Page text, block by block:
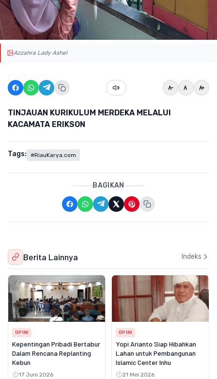
Azzahra Lady Ashel
TINJAUAN KURIKULUM MERDEKA MELALUI
KACAMATA ERIKSON
Tags: #RiauKarya.com
BAGIKAN
Berita Lainnya Indeks
OPINI
Kepentingan Pribadi Bertabur
Dalam Rencana Replanting
Kebun
17 Juni 2026
OPINI
Yopi Arianto Siap Hibahkan
Lahan untuk Pembangunan
Islamic Center Inhu
21 Mei 2026